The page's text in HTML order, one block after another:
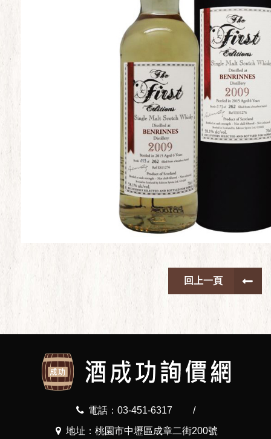
回上一頁
電話：03-451-6317
/
地址：桃園市中壢區成章二街200號